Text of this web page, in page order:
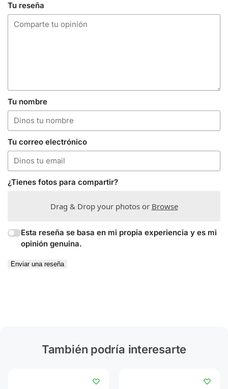
Tu reseña
Tu nombre
Tu correo electrónico
¿Tienes fotos para compartir?
Drag & Drop your photos or Browse
Esta reseña se basa en mi propia experiencia y es mi
opinión genuina.
Enviar una reseña
También podría interesarte